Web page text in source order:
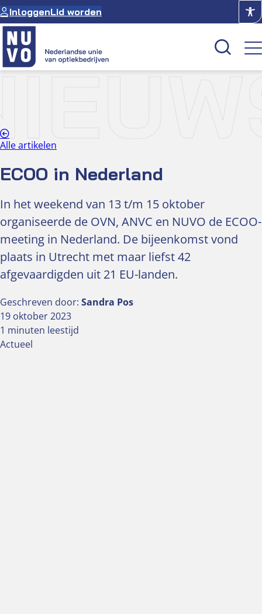
Ga
naar
de
inhoud
InloggenLid worden
Over NUVO
Optiekcentrum
Alle artikelen
ECOO in Nederland
In het weekend van 13 t/m 15 oktober
organiseerde de OVN, ANVC en NUVO de ECOO-
meeting in Nederland. De bijeenkomst vond
plaats in Utrecht met maar liefst 42
afgevaardigden uit 21 EU-landen.
Geschreven door: Sandra Pos
19 oktober 2023
1 minuten leestijd
Actueel